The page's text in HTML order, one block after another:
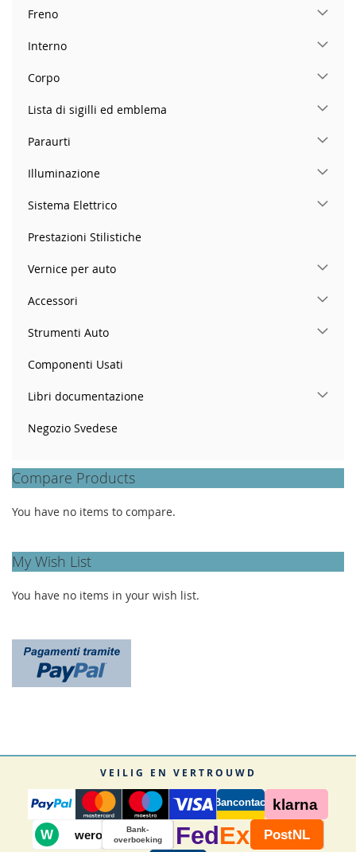
Freno
Interno
Corpo
Lista di sigilli ed emblema
Paraurti
Illuminazione
Sistema Elettrico
Prestazioni Stilistiche
Vernice per auto
Accessori
Strumenti Auto
Componenti Usati
Libri documentazione
Negozio Svedese
Compare Products
You have no items to compare.
My Wish List
You have no items in your wish list.
VEILIG EN VERTROUWD
Bancontact klarna
W wero
Bank-
overboeking
Fed Ex PostNL